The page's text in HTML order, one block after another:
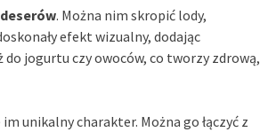
. Można nim skropić lody,
efekt wizualny, dodając
jogurtu czy owoców, co tworzy zdrową,
unikalny charakter. Można go łączyć z